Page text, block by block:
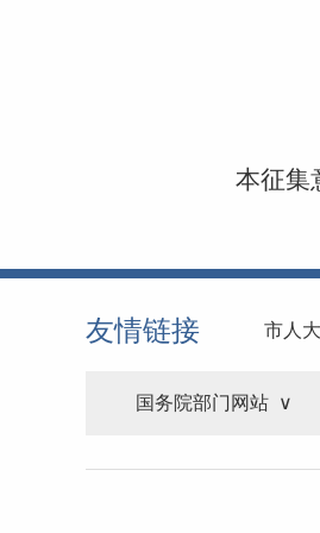
本征集
友情链接 市人大
国务院部门网站